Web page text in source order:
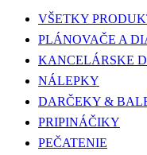
VŠETKY
PLÁNOVAČE A
KANCELÁRSKE
NÁLEPKY
DARČEKY &
PRIPINÁČIKY
PEČATENIE